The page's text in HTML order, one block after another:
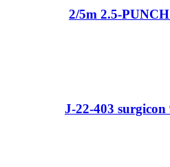
پانچ پوستی یکبار مصرف 2/5m 2.5-PUNCH